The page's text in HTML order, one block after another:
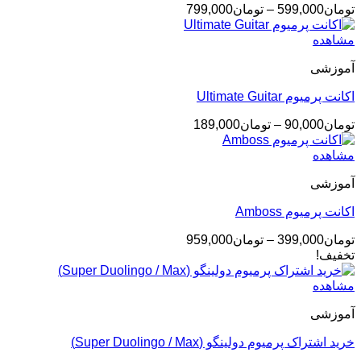
تومان599,000
– تومان799,000محدوده
قیمت:
مشاهده
آموزشی
اکانت پرمیوم Ultimate Guitar
تومان90,000
– تومان189,000
مشاهده
آموزشی
اکانت پرمیوم Amboss
تومان399,000
– تومان959,000محدوده
تومان399,000
تخفیف!
مشاهده
آموزشی
خرید اشتراک پرمیوم دولینگو (Super Duolingo / Max)